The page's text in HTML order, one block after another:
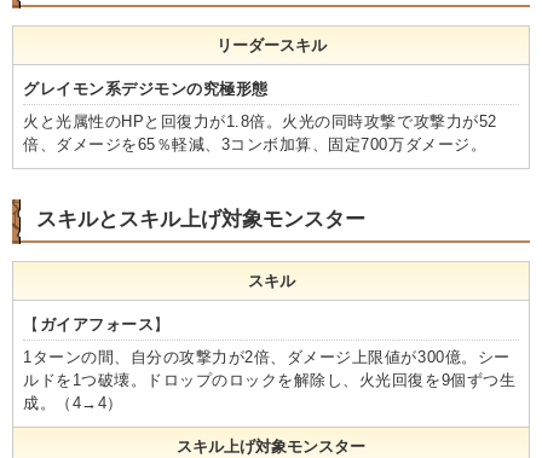
リーダースキル
グレイモン系デジモンの究極形態
火と光属性のHPと回復力が1.8倍。火光の同時攻撃で攻撃力が52
倍、ダメージを65％軽減、3コンボ加算、固定700万ダメージ。
スキルとスキル上げ対象モンスター
スキル
【 ガイアフォース 】
1ターンの間、自分の攻撃力が2倍、ダメージ上限値が300億。シー
ルドを1つ破壊。ドロップのロックを解除し、火光回復を9個ずつ生
成。（4→4）
スキル上げ対象モンスター